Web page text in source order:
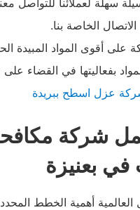
الخاصة بنا.
على أقوى المواد المبيدة
بفعاليتها في القضاء على
عزل اسطح ببريدة
شركة
في بعنيزة
أهمية الخطط